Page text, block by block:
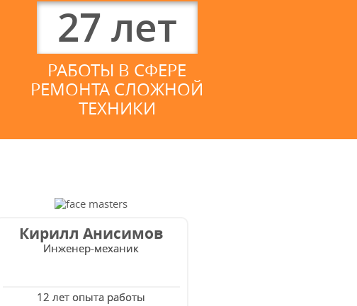
27 лет
РАБОТЫ В СФЕРЕ
РЕМОНТА СЛОЖНОЙ
ТЕХНИКИ
Кирилл Анисимов
Инженер-механик
12 лет опыта работы